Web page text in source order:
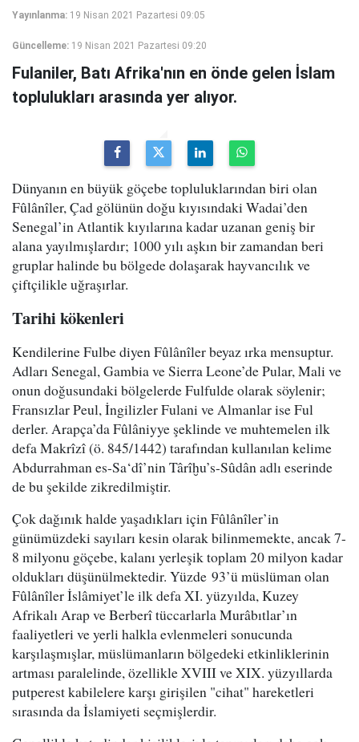
Yayınlanma: 19 Nisan 2021 Pazartesi 09:05
Güncelleme: 19 Nisan 2021 Pazartesi 09:20
Fulaniler, Batı Afrika'nın en önde gelen İslam
toplulukları arasında yer alıyor.
Dünyanın en büyük göçebe topluluklarından biri olan
Fûlânîler, Çad gölünün doğu kıyısındaki Wadai’den
Senegal’in Atlantik kıyılarına kadar uzanan geniş bir
alana yayılmışlardır; 1000 yılı aşkın bir zamandan beri
gruplar halinde bu bölgede dolaşarak hayvancılık ve
çiftçilikle uğraşırlar.
Tarihi kökenleri
Kendilerine Fulbe diyen Fûlânîler beyaz ırka mensuptur.
Adları Senegal, Gambia ve Sierra Leone’de Pular, Mali ve
onun doğusundaki bölgelerde Fulfulde olarak söylenir;
Fransızlar Peul, İngilizler Fulani ve Almanlar ise Ful
derler. Arapça’da Fûlâniyye şeklinde ve muhtemelen ilk
defa Makrîzî (ö. 845/1442) tarafından kullanılan kelime
Abdurrahman es-Sa‘dî’nin Târîḫu’s-Sûdân adlı eserinde
de bu şekilde zikredilmiştir.
Çok dağınık halde yaşadıkları için Fûlânîler’in
günümüzdeki sayıları kesin olarak bilinmemekte, ancak 7-
8 milyonu göçebe, kalanı yerleşik toplam 20 milyon kadar
oldukları düşünülmektedir. Yüzde 93’ü müslüman olan
Fûlânîler İslâmiyet’le ilk defa XI. yüzyılda, Kuzey
Afrikalı Arap ve Berberî tüccarlarla Murâbıtlar’ın
faaliyetleri ve yerli halkla evlenmeleri sonucunda
karşılaşmışlar, müslümanların bölgedeki etkinliklerinin
artması paralelinde, özellikle XVIII ve XIX. yüzyıllarda
putperest kabilelere karşı girişilen "cihat" hareketleri
sırasında da İslamiyeti seçmişlerdir.